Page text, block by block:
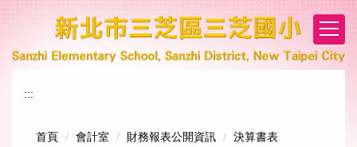
要
:::
首頁 會計室 財務報表公開資訊 決算書表